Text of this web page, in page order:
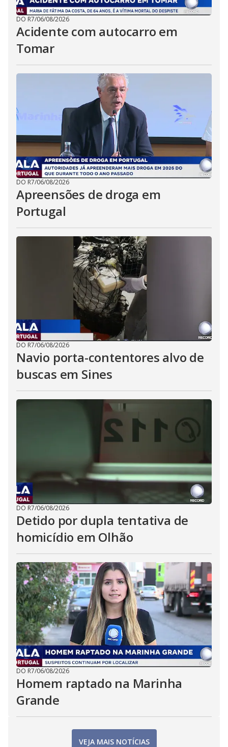
DO R7/06/08/2026
Acidente com autocarro em
Tomar
DO R7/06/08/2026
Apreensões de droga em
Portugal
DO R7/06/08/2026
Navio porta-contentores alvo de
buscas em Sines
DO R7/06/08/2026
Detido por dupla tentativa de
homicídio em Olhão
DO R7/06/08/2026
Homem raptado na Marinha
Grande
VEJA MAIS NOTÍCIAS